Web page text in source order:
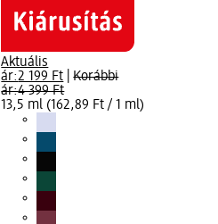
Aktuális
ár:2 199 Ft |Korábbi
ár:4 399 Ft
13,5 ml (162,89 Ft / 1 ml)